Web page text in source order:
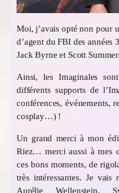
Moi, j’avais opté non pour
d’agent du FBI des années
Jack Byrne et Scott
Ainsi, les Imaginales
différents supports de
conférences, événements,
cosplay…) !
Un grand merci à mon
Riez… merci aussi à mes
ces bons moments, de
très intéressantes. Je vais
Aurélie Wellenstein,